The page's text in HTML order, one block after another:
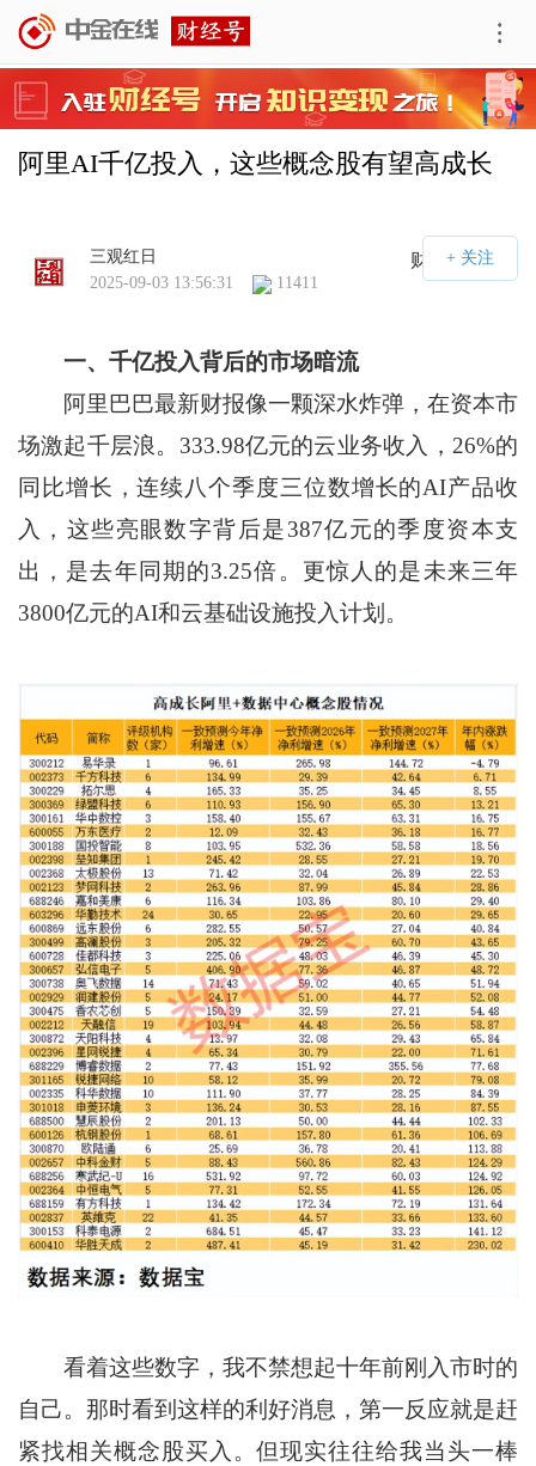
阿里AI千亿投入，这些概念股有望高成长
财经号APP
三观红日
2025-09-03 13:56:31
11411
一、千亿投入背后的市场暗流
阿里巴巴最新财报像一颗深水炸弹，在资本市
场激起千层浪。333.98亿元的云业务收入，26%的
同比增长，连续八个季度三位数增长的AI产品收
入，这些亮眼数字背后是387亿元的季度资本支
出，是去年同期的3.25倍。更惊人的是未来三年
3800亿元的AI和云基础设施投入计划。
看着这些数字，我不禁想起十年前刚入市时的
自己。那时看到这样的利好消息，第一反应就是赶
紧找相关概念股买入。但现实往往给我当头一棒